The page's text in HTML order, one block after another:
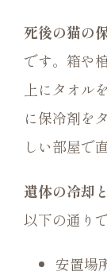
死後の猫の
です。箱や
上にタオル
に保冷剤を
しい部屋で
遺体の冷却
以下の通りで
安置場